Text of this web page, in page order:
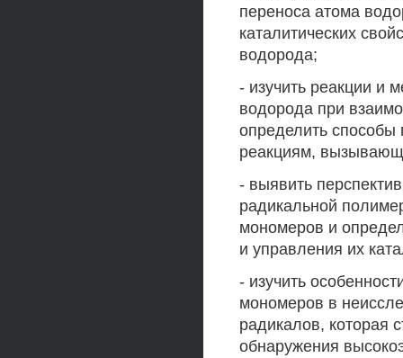
переноса атома
каталитических
водорода;
- изучить реакции и
водорода при
определить способы
реакциям,
- выявить
радикальной
мономеров и
и управления их
- изучить
мономеров в
радикалов, которая
обнаружения